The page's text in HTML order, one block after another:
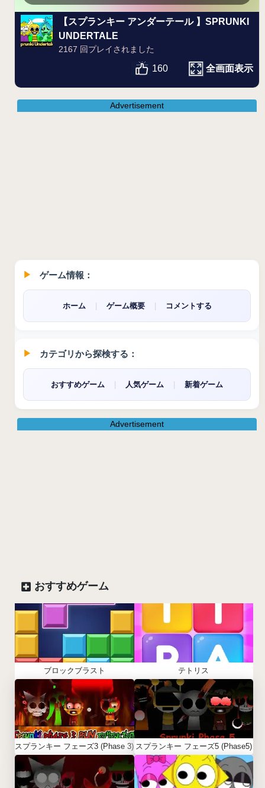
【スプランキー アンダーテール 】SPRUNKI
UNDERTALE
2167 回プレイされました
160 全画面表示
Advertisement
ゲーム情報：
ホーム ゲーム概要 コメントする
カテゴリから探検する：
おすすめゲーム 人気ゲーム 新着ゲーム
Advertisement
おすすめゲーム
ブロックブラスト テトリス
スプランキー フェーズ3 (Phase 3) スプランキー フェーズ5 (Phase5)